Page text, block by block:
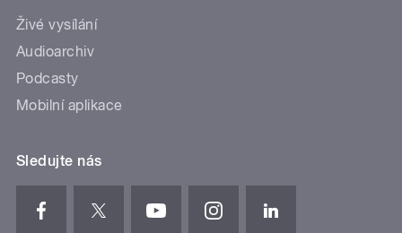
Živé vysílání
Audioarchiv
Podcasty
Mobilní aplikace
Sledujte nás